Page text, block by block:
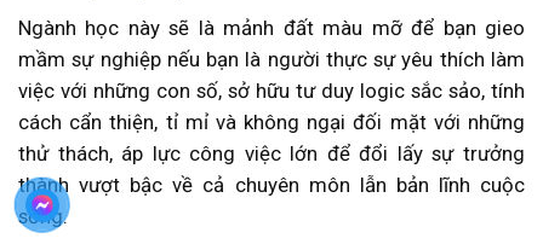
Ngành học này sẽ là mảnh đất màu mỡ để bạn gieo
mầm sự nghiệp nếu bạn là người thực sự yêu thích làm
việc với những con số, sở hữu tư duy logic sắc sảo, tính
cách cẩn thiện, tỉ mỉ và không ngại đối mặt với những
thử thách, áp lực công việc lớn để đổi lấy sự trưởng
thành vượt bậc về cả chuyên môn lẫn bản lĩnh cuộc
sống.